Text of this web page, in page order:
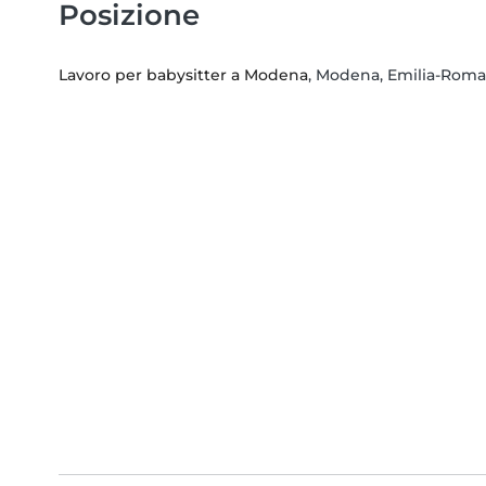
Posizione
Lavoro per babysitter a Modena, Modena, Emilia-